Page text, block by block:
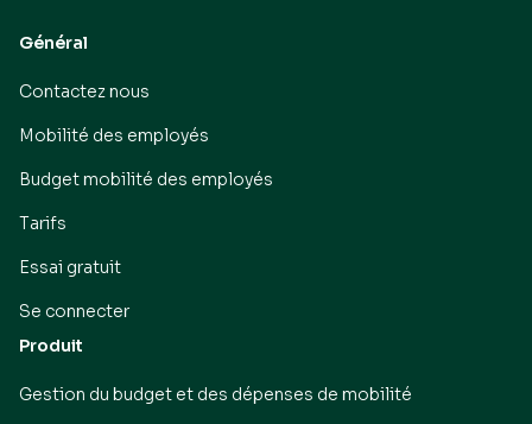
Général
Contactez nous
Mobilité des employés
Budget mobilité des employés
Tarifs
Essai gratuit
Se connecter
Produit
Gestion du budget et des dépenses de mobilité